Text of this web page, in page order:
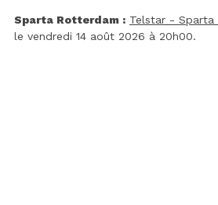
Sparta Rotterdam : Telstar - Sparta
le vendredi 14 août 2026 à 20h00.